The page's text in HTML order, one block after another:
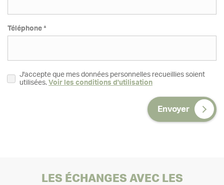
Téléphone *
J'accepte que mes données personnelles recueillies soient
utilisées. Voir les conditions d'utilisation
Envoyer
LES ÉCHANGES AVEC LES